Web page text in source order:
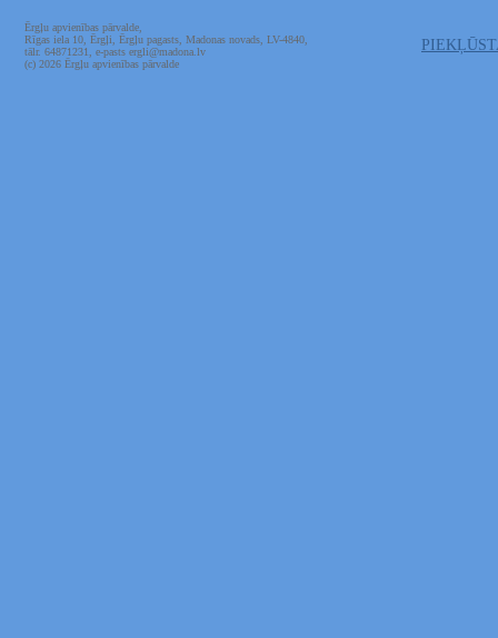
Ērgļu apvienības pārvalde,
Rīgas iela 10, Ērgļi, Ērgļu pagasts, Madonas novads, LV-4840,
tālr. 64871231, e-pasts ergli@madona.lv
(c) 2026 Ērgļu apvienības pārvalde